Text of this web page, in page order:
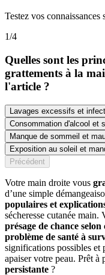
Testez vos connaissances
1/4
Quelles sont les
grattements à la
l'article ?
Lavages excessifs et
Consommation d'alcool et
Manque de sommeil et
Exposition au soleil et
Précédent
Votre main droite vous
d’une simple
populaires et
sécheresse cutanée main.
présage de chance
problème de santé à
significations possibles et
apaiser votre peau. Prêt à
persistante ?